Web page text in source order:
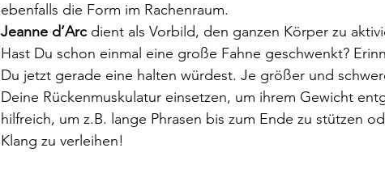
ebenfalls die Form im Rachenraum.
Jeanne d’Arc dient als Vorbild, den ganzen Körper zu
Hast Du schon einmal eine große Fahne geschwenkt?
Du jetzt gerade eine halten würdest. Je größer und
Deine Rückenmuskulatur einsetzen, um ihrem Gewicht
hilfreich, um z.B. lange Phrasen bis zum Ende zu stützen
Klang zu verleihen!